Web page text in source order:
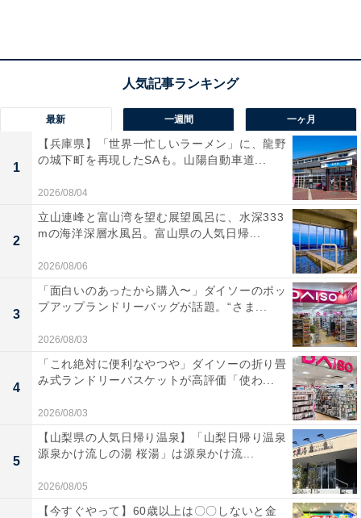
プリントボアフリースフルジップパーカ（長袖）
英国のカントリーサイドを連想させる赤いチェック柄。
ショールでよく見かけるクラシックな柄を機能性あるフ
リースに落とし込んだ1着です。フードと胸ポケットの
アクセントが、英国調チェックと相まって、フリースを
スタイリッシュに彩ります。
コーディネートはパンツよりスカート。黒に近い濃い色
最新 一週間 一ヶ月
1
【兵庫県】「世界一忙しいラーメン」に、龍野
の城下町を再現したSAも。山陽自動車道...
2026/08/04
2
立山連峰と富山湾を望む展望風呂に、水深333
mの海洋深層水風呂。富山県の人気日帰...
2026/08/06
3
「面白いのあったから購入〜」ダイソーのポッ
プアップランドリーバッグが話題。“さま...
2026/08/03
4
「これ絶対に便利なやつや」ダイソーの折り畳
み式ランドリーバスケットが高評価「使わ...
2026/08/03
5
【山梨県の人気日帰り温泉】「山梨日帰り温泉
源泉かけ流しの湯 桜湯」は源泉かけ流...
2026/08/05
【今すぐやって】60歳以上は〇〇しないと金